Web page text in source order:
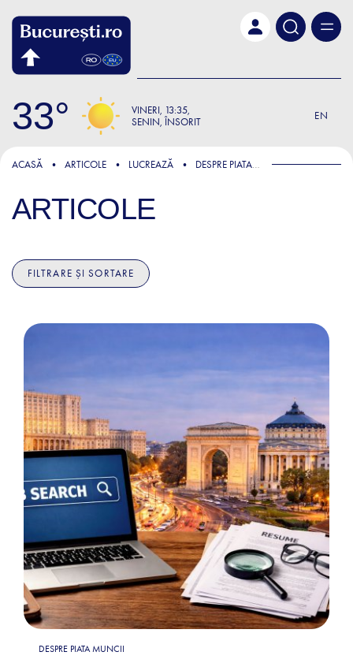
33 VINERI 13:35
SENIN, ÎNSORIT
EN
ACASĂ ARTICOLE LUCREAZĂ DESPRE PIATA MUNCII
ARTICOLE
FILTRARE ȘI SORTARE
DESPRE PIATA MUNCII